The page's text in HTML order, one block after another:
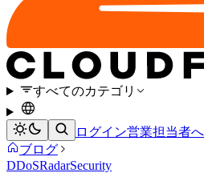
すべてのカテゴリ
ログイン営業担当者
ブログ
DDoSRadarSecurity